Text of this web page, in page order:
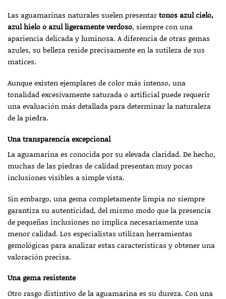
Las aguamarinas naturales suelen presentartonos azul cielo,
azul hielo o azul ligeramente verdoso, siempre con una
apariencia delicada y luminosa. A diferencia de otras gemas
azules, su belleza reside precisamente en la sutileza de sus
matices.
Aunque existen ejemplares de color más intenso, una
tonalidad excesivamente saturada o artificial puede requerir
una evaluación más detallada para determinar la naturaleza
de la piedra.
Una transparencia excepcional
La aguamarina es conocida por su elevada claridad. De hecho,
muchas de las piedras de calidad presentan muy pocas
inclusiones visibles a simple vista.
Sin embargo, una gema completamente limpia no siempre
garantiza su autenticidad, del mismo modo que la presencia
de pequeñas inclusiones no implica necesariamente una
menor calidad. Los especialistas utilizan herramientas
gemológicas para analizar estas características y obtener una
valoración precisa.
Una gema resistente
Otro rasgo distintivo de la aguamarina es su dureza. Con una